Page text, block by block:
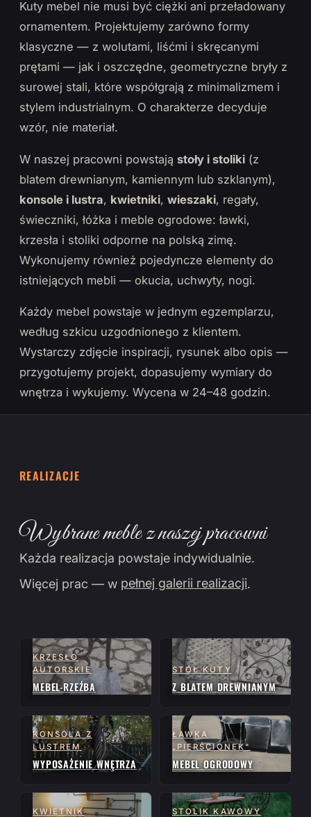
Kuty mebel nie musi być ciężki ani przeładowany
ornamentem. Projektujemy zarówno formy
klasyczne — z wolutami, liśćmi i skręcanymi
prętami — jak i oszczędne, geometryczne bryły z
surowej stali, które współgrają z minimalizmem i
stylem industrialnym. O charakterze decyduje
wzór, nie materiał.
W naszej pracowni powstają stoły i stoliki (z
blatem drewnianym, kamiennym lub szklanym),
konsole i lustra, kwietniki, wieszaki, regały,
świeczniki, łóżka i meble ogrodowe: ławki,
krzesła i stoliki odporne na polską zimę.
Wykonujemy również pojedyncze elementy do
istniejących mebli — okucia, uchwyty, nogi.
Każdy mebel powstaje w jednym egzemplarzu,
według szkicu uzgodnionego z klientem.
Wystarczy zdjęcie inspiracji, rysunek albo opis —
przygotujemy projekt, dopasujemy wymiary do
wnętrza i wykujemy. Wycena w 24–48 godzin.
REALIZACJE
Wybrane meble z naszej pracowni
Każda realizacja powstaje indywidualnie.
Więcej prac — w pełnej galerii realizacji.
KRZESŁO
AUTORSKIE
MEBEL-RZEŹBA
STÓŁ KUTY
Z BLATEM DREWNIANYM
KONSOLA Z
LUSTREM
WYPOSAŻENIE WNĘTRZA
ŁAWKA
„PIERŚCIONEK"
MEBEL OGRODOWY
KWIETNIK STOLIK KAWOWY